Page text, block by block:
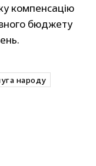
компенсацію
бюджету
народу